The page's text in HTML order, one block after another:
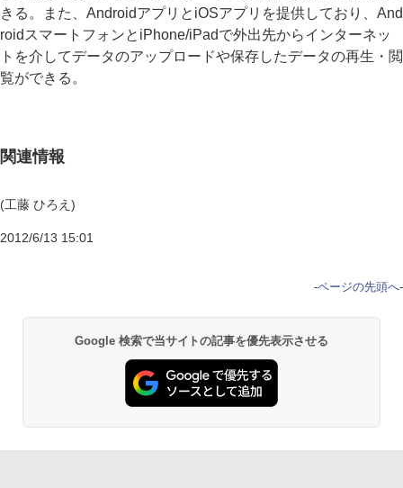
きる。また、AndroidアプリとiOSアプリを提供しており、And
roidスマートフォンとiPhone/iPadで外出先からインターネッ
トを介してデータのアップロードや保存したデータの再生・閲
覧ができる。
関連情報
(工藤 ひろえ)
2012/6/13 15:01
-ページの先頭へ-
Google 検索で当サイトの記事を優先表示させる